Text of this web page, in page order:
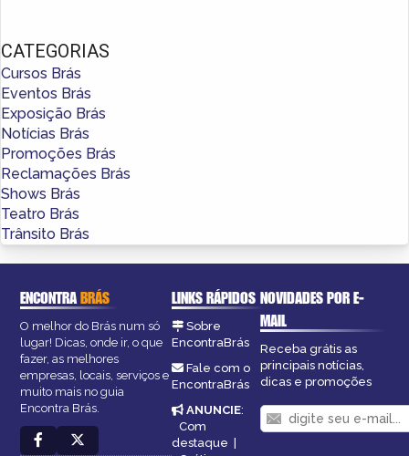
CATEGORIAS
Cursos Brás
Eventos Brás
Exposição Brás
Notícias Brás
Promoções Brás
Reclamações Brás
Shows Brás
Teatro Brás
Trânsito Brás
ENCONTRABRÁS
O melhor do Brás num só
lugar! Dicas, onde ir, o que
fazer, as melhores
empresas, locais, serviços e
muito mais no guia
Encontra Brás.
LINKS RÁPIDOS
Sobre
EncontraBrás
Fale com o
EncontraBrás
ANUNCIE:
Com
destaque
NOVIDADES POR E-
MAIL
Receba grátis as
principais notícias,
dicas e promoções